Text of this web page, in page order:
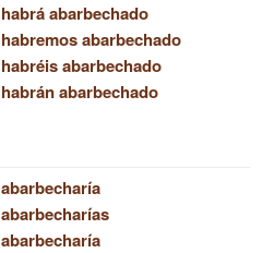
habrá abarbechado
habremos abarbechado
habréis abarbechado
habrán abarbechado
abarbecharía
abarbecharías
abarbecharía